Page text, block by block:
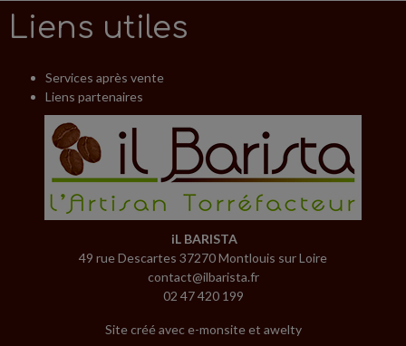
Liens utiles
Services après vente
Liens partenaires
iL BARISTA
49 rue Descartes 37270 Montlouis sur Loire
contact@ilbarista.fr
02 47 420 199
Site créé avece-monsiteet awelty